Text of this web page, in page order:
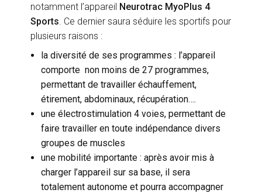
notamment l’appareil Neurotrac MyoPlus 4
Sports . Ce dernier saura séduire les sportifs pour
plusieurs raisons :
la diversité de ses programmes : l’appareil
comporte non moins de 27 programmes,
permettant de travailler échauffement,
étirement, abdominaux, récupération….
une électrostimulation 4 voies, permettant de
faire travailler en toute indépendance divers
groupes de muscles
une mobilité importante : après avoir mis à
charger l’appareil sur sa base, il sera
totalement autonome et pourra accompagner